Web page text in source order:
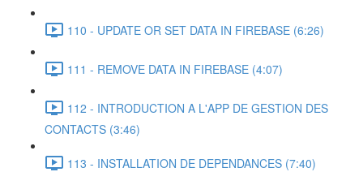
110 - UPDATE OR SET DATA IN FIREBASE (6:26)
111 - REMOVE DATA IN FIREBASE (4:07)
112 - INTRODUCTION A L'APP DE GESTION DES
CONTACTS (3:46)
113 - INSTALLATION DE DEPENDANCES (7:40)